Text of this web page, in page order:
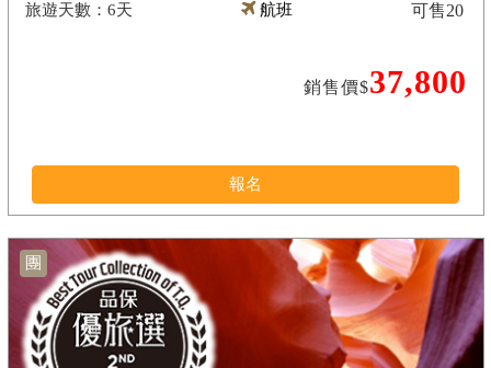
6天 航班
銷售價$37,800
可售20
報名
團